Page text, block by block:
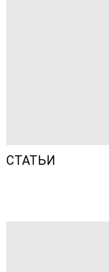
СТАТЬИ